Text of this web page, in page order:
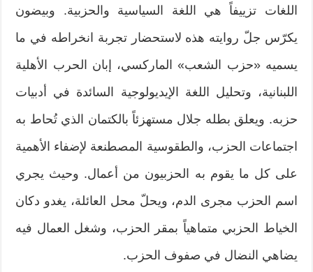
اللغات تزييفاً هي اللغة السياسية والحزبية. وبيضون
يكرّس جلّ روايته هذه لاستحضار تجربة انخراطه في ما
يسميه «حزب الشعب» الماركسي، إبان الحرب الأهلية
اللبنانية، وتحليل اللغة الإيديولوجية السائدة في أدبيات
حزبه. ويعلق بطله جلال مستهزئاً بالكتمان الذي تُحاط به
اجتماعات الحزب، والطقوسية المصطنعة لإضفاء الأهمية
على كل ما يقوم به الحزبيون من أعمال. وحيث يجري
اسم الحزب مجرى الدم، ويحلّ محل العائلة، يغدو دكان
الخياط الحزبي متماهياً بمقر الحزب، وشغل العمال فيه
يضاهي النضال في صفوف الحزب.